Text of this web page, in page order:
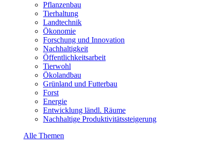
Pflanzenbau
Tierhaltung
Landtechnik
Ökonomie
Forschung und Innovation
Nachhaltigkeit
Öffentlichkeitsarbeit
Tierwohl
Ökolandbau
Grünland und Futterbau
Forst
Energie
Entwicklung ländl. Räume
Nachhaltige Produktivitätssteigerung
Alle Themen